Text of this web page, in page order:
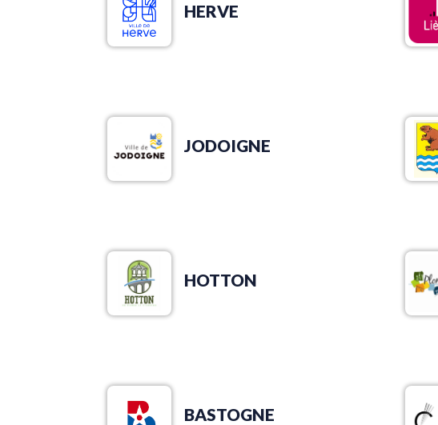
HERVE
JODOIGNE
HOTTON
BASTOGNE